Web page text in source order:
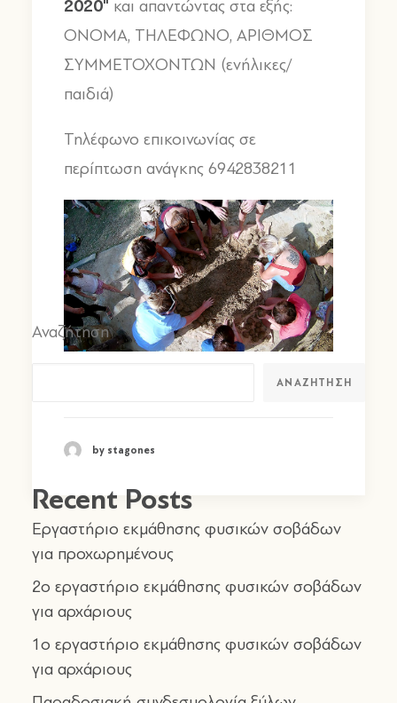
2020" και απαντώντας στα εξής:
ΟΝΟΜΑ, ΤΗΛΕΦΩΝΟ, ΑΡΙΘΜΟΣ
ΣΥΜΜΕΤΟΧΟΝΤΩΝ (ενήλικες/
παιδιά)
Τηλέφωνο επικοινωνίας σε
περίπτωση ανάγκης 6942838211
by stagones
Αναζήτηση
ΑΝΑΖΉΤΗΣΗ
Recent Posts
Εργαστήριο εκμάθησης φυσικών σοβάδων
για προχωρημένους
2o εργαστήριο εκμάθησης φυσικών σοβάδων
για αρχάριους
1o εργαστήριο εκμάθησης φυσικών σοβάδων
για αρχάριους